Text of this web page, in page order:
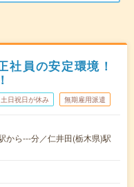
社員の安定環境！
土日祝日が休み 無期雇用派遣
から---分／仁井田(栃木県)駅